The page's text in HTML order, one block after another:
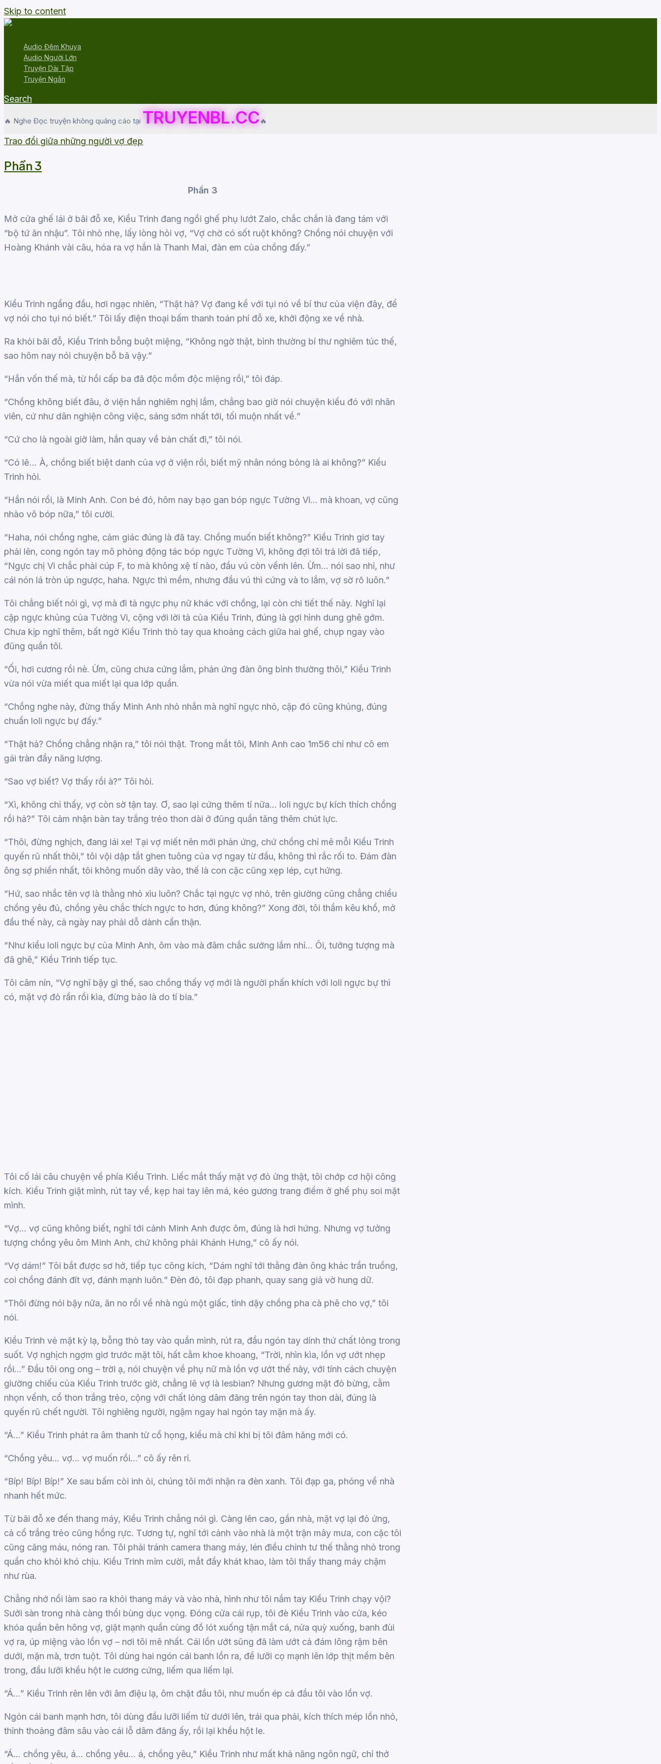
Skip to content
Audio Đêm Khuya
Audio Người Lớn
Truyện Dài Tập
Truyện Ngắn
Search
🔥 Nghe Đọc truyện không quảng cáo tại TRUYENBL.CC🔥
Trao đổi giữa những người vợ đẹp
Phần 3
Phần 3
Mở cửa ghế lái ở bãi đỗ xe, Kiều Trinh đang ngồi ghế phụ lướt Zalo, chắc chắn là đang tám với
“bộ tứ ăn nhậu”. Tôi nhỏ nhẹ, lấy lòng hỏi vợ, “Vợ chờ có sốt ruột không? Chồng nói chuyện với
Hoàng Khánh vài câu, hóa ra vợ hắn là Thanh Mai, đàn em của chồng đấy.”
Kiều Trinh ngẩng đầu, hơi ngạc nhiên, “Thật hả? Vợ đang kể với tụi nó về bí thư của viện đây, để
vợ nói cho tụi nó biết.” Tôi lấy điện thoại bấm thanh toán phí đỗ xe, khởi động xe về nhà.
Ra khỏi bãi đỗ, Kiều Trinh bỗng buột miệng, “Không ngờ thật, bình thường bí thư nghiêm túc thế,
sao hôm nay nói chuyện bỗ bã vậy.”
“Hắn vốn thế mà, từ hồi cấp ba đã độc mồm độc miệng rồi,” tôi đáp.
“Chồng không biết đâu, ở viện hắn nghiêm nghị lắm, chẳng bao giờ nói chuyện kiểu đó với nhân
viên, cứ như dân nghiện công việc, sáng sớm nhất tới, tối muộn nhất về.”
“Cứ cho là ngoài giờ làm, hắn quay về bản chất đi,” tôi nói.
“Có lẽ… À, chồng biết biệt danh của vợ ở viện rồi, biết mỹ nhân nóng bỏng là ai không?” Kiều
Trinh hỏi.
“Hắn nói rồi, là Minh Anh. Con bé đó, hôm nay bạo gan bóp ngực Tường Vi… mà khoan, vợ cũng
nhào vô bóp nữa,” tôi cười.
“Haha, nói chồng nghe, cảm giác đúng là đã tay. Chồng muốn biết không?” Kiều Trinh giơ tay
phải lên, cong ngón tay mô phỏng động tác bóp ngực Tường Vi, không đợi tôi trả lời đã tiếp,
“Ngực chị Vi chắc phải cúp F, to mà không xệ tí nào, đầu vú còn vểnh lên. Ừm… nói sao nhỉ, như
cái nón lá tròn úp ngược, haha. Ngực thì mềm, nhưng đầu vú thì cứng và to lắm, vợ sờ rõ luôn.”
Tôi chẳng biết nói gì, vợ mà đi tả ngực phụ nữ khác với chồng, lại còn chi tiết thế này. Nghĩ lại
cặp ngực khủng của Tường Vi, cộng với lời tả của Kiều Trinh, đúng là gợi hình dung ghê gớm.
Chưa kịp nghĩ thêm, bất ngờ Kiều Trinh thò tay qua khoảng cách giữa hai ghế, chụp ngay vào
đũng quần tôi.
“Ối, hơi cương rồi nè. Ừm, cũng chưa cứng lắm, phản ứng đàn ông bình thường thôi,” Kiều Trinh
vừa nói vừa miết qua miết lại qua lớp quần.
“Chồng nghe này, đừng thấy Minh Anh nhỏ nhắn mà nghĩ ngực nhỏ, cặp đó cũng khủng, đúng
chuẩn loli ngực bự đấy.”
“Thật hả? Chồng chẳng nhận ra,” tôi nói thật. Trong mắt tôi, Minh Anh cao 1m56 chỉ như cô em
gái tràn đầy năng lượng.
“Sao vợ biết? Vợ thấy rồi à?” Tôi hỏi.
“Xì, không chỉ thấy, vợ còn sờ tận tay. Ơ, sao lại cứng thêm tí nữa… loli ngực bự kích thích chồng
rồi hả?” Tôi cảm nhận bàn tay trắng trẻo thon dài ở đũng quần tăng thêm chút lực.
“Thôi, đừng nghịch, đang lái xe! Tại vợ miết nên mới phản ứng, chứ chồng chỉ mê mỗi Kiều Trinh
quyến rũ nhất thôi,” tôi vội dập tắt ghen tuông của vợ ngay từ đầu, không thì rắc rối to. Đám đàn
ông sợ phiền nhất, tôi không muốn dây vào, thế là con cặc cũng xẹp lép, cụt hứng.
“Hứ, sao nhắc tên vợ là thằng nhỏ xìu luôn? Chắc tại ngực vợ nhỏ, trên giường cũng chẳng chiều
chồng yêu đủ, chồng yêu chắc thích ngực to hơn, đúng không?” Xong đời, tôi thầm kêu khổ, mở
đầu thế này, cả ngày nay phải dỗ dành cẩn thận.
“Như kiểu loli ngực bự của Minh Anh, ôm vào mà đâm chắc sướng lắm nhỉ… Ôi, tưởng tượng mà
đã ghê,” Kiều Trinh tiếp tục.
Tôi câm nín, “Vợ nghĩ bậy gì thế, sao chồng thấy vợ mới là người phấn khích với loli ngực bự thì
có, mặt vợ đỏ rần rồi kìa, đừng bảo là do tí bia.”
Tôi cố lái câu chuyện về phía Kiều Trinh. Liếc mắt thấy mặt vợ đỏ ửng thật, tôi chớp cơ hội công
kích. Kiều Trinh giật mình, rút tay về, kẹp hai tay lên má, kéo gương trang điểm ở ghế phụ soi mặt
mình.
“Vợ… vợ cũng không biết, nghĩ tới cảnh Minh Anh được ôm, đúng là hơi hứng. Nhưng vợ tưởng
tượng chồng yêu ôm Minh Anh, chứ không phải Khánh Hưng,” cô ấy nói.
“Vợ dám!” Tôi bắt được sơ hở, tiếp tục công kích, “Dám nghĩ tới thằng đàn ông khác trần truồng,
coi chồng đánh đít vợ, đánh mạnh luôn.” Đèn đỏ, tôi đạp phanh, quay sang giả vờ hung dữ.
“Thôi đừng nói bậy nữa, ăn no rồi về nhà ngủ một giấc, tỉnh dậy chồng pha cà phê cho vợ,” tôi
nói.
Kiều Trinh vẻ mặt kỳ lạ, bỗng thò tay vào quần mình, rút ra, đầu ngón tay dính thứ chất lỏng trong
suốt. Vợ nghịch ngợm giơ trước mặt tôi, hất cằm khoe khoang, “Trời, nhìn kìa, lồn vợ ướt nhẹp
rồi…” Đầu tôi ong ong – trời ạ, nói chuyện về phụ nữ mà lồn vợ ướt thế này, với tính cách chuyện
giường chiếu của Kiều Trinh trước giờ, chẳng lẽ vợ là lesbian? Nhưng gương mặt đỏ bừng, cằm
nhọn vểnh, cổ thon trắng trẻo, cộng với chất lỏng dâm đãng trên ngón tay thon dài, đúng là
quyến rũ chết người. Tôi nghiêng người, ngậm ngay hai ngón tay mặn mà ấy.
“Á…” Kiều Trinh phát ra âm thanh từ cổ họng, kiểu mà chỉ khi bị tôi đâm hăng mới có.
“Chồng yêu… vợ… vợ muốn rồi…” cô ấy rên rỉ.
“Bíp! Bíp! Bíp!” Xe sau bấm còi inh ỏi, chúng tôi mới nhận ra đèn xanh. Tôi đạp ga, phóng về nhà
nhanh hết mức.
Từ bãi đỗ xe đến thang máy, Kiều Trinh chẳng nói gì. Càng lên cao, gần nhà, mặt vợ lại đỏ ửng,
cả cổ trắng trẻo cũng hồng rực. Tương tự, nghĩ tới cảnh vào nhà là một trận mây mưa, con cặc tôi
cũng căng máu, nóng ran. Tôi phải tránh camera thang máy, lén điều chỉnh tư thế thằng nhỏ trong
quần cho khỏi khó chịu. Kiều Trinh mỉm cười, mắt đầy khát khao, làm tôi thấy thang máy chậm
như rùa.
Chẳng nhớ nổi làm sao ra khỏi thang máy và vào nhà, hình như tôi nắm tay Kiều Trinh chạy vội?
Sưởi sàn trong nhà càng thổi bùng dục vọng. Đóng cửa cái rụp, tôi đè Kiều Trinh vào cửa, kéo
khóa quần bên hông vợ, giật mạnh quần cùng đồ lót xuống tận mắt cá, nửa quỳ xuống, banh đùi
vợ ra, úp miệng vào lồn vợ – nơi tôi mê nhất. Cái lồn ướt sũng đã làm ướt cả đám lông rậm bên
dưới, mặn mà, trơn tuột. Tôi dùng hai ngón cái banh lồn ra, để lưỡi cọ mạnh lên lớp thịt mềm bên
trong, đầu lưỡi khều hột le cương cứng, liếm qua liếm lại.
“Á…” Kiều Trinh rên lên với âm điệu lạ, ôm chặt đầu tôi, như muốn ép cả đầu tôi vào lồn vợ.
Ngón cái banh mạnh hơn, tôi dùng đầu lưỡi liếm từ dưới lên, trái qua phải, kích thích mép lồn nhỏ,
thỉnh thoảng đâm sâu vào cái lỗ dâm đãng ấy, rồi lại khều hột le.
“Á… chồng yêu, á… chồng yêu… á, chồng yêu,” Kiều Trinh như mất khả năng ngôn ngữ, chỉ thở